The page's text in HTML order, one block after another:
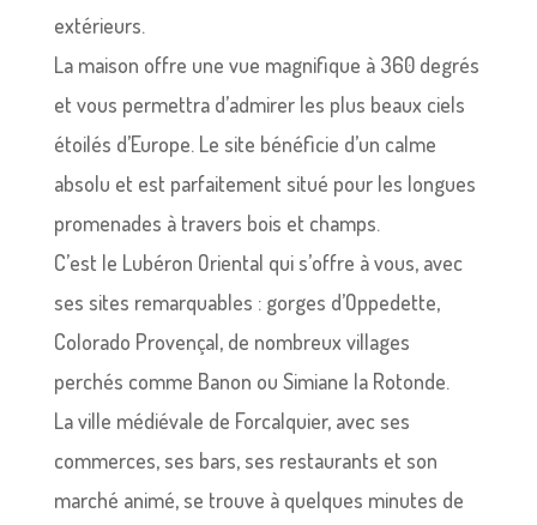
extérieurs.
La maison offre une vue magnifique à 360 degrés
et vous permettra d’admirer les plus beaux ciels
étoilés d’Europe. Le site bénéficie d’un calme
absolu et est parfaitement situé pour les longues
promenades à travers bois et champs.
C’est le Lubéron Oriental qui s’offre à vous, avec
ses sites remarquables : gorges d’Oppedette,
Colorado Provençal, de nombreux villages
perchés comme Banon ou Simiane la Rotonde.
La ville médiévale de Forcalquier, avec ses
commerces, ses bars, ses restaurants et son
marché animé, se trouve à quelques minutes de